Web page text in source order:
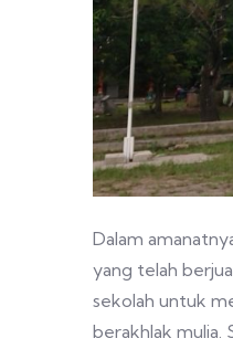
Dalam
yang telah
sekolah untuk
berakhlak mulia.